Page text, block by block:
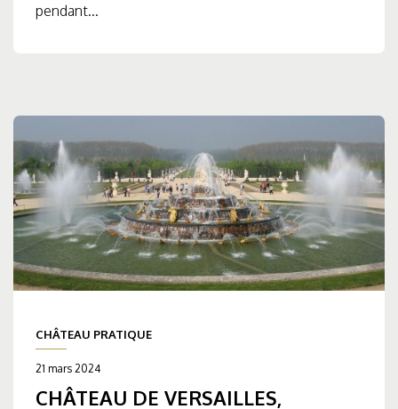
pendant...
CHÂTEAU PRATIQUE
21 mars 2024
CHÂTEAU DE VERSAILLES,